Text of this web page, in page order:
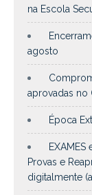
na Escola
agosto
aprovadas no
Época
EXAMES
Provas e
digitalmente